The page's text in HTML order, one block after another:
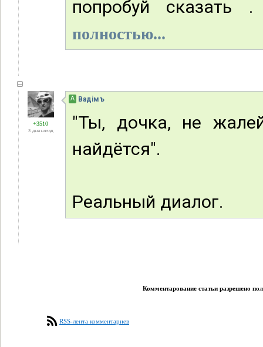
попробуй сказать
полностью...
+3510
3 дня назад
А Вадiмъ
"Ты, дочка, не
найдётся".
Реальный диалог.
Комментарование статьи разрешено
RSS-лента комментариев